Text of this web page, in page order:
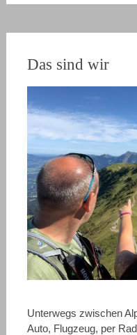
Das sind wir
Unterwegs zwischen
Auto, Flugzeug, per